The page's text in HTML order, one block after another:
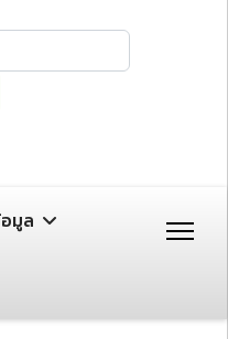
มูล